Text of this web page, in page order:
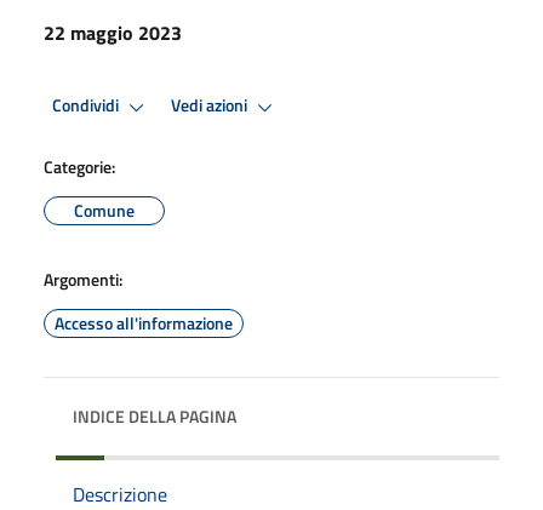
22 maggio 2023
Condividi Vedi azioni
Categorie:
Comune
Argomenti:
Accesso all'informazione
INDICE DELLA PAGINA
Descrizione